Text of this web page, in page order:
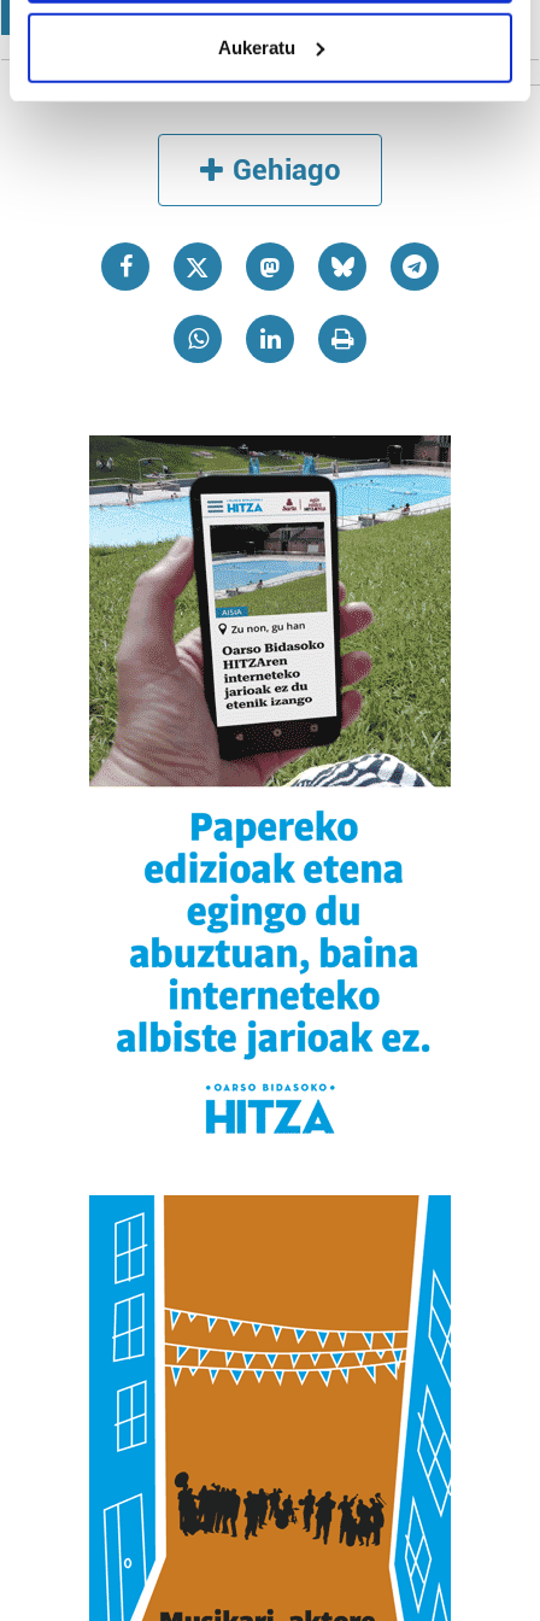
meters
Identify your device by actively scanning it for
specific characteristics (fingerprinting)
and set your preferences in the
details section
Guk eta gure bazkideek zure datu pertsonalak
teknologia erabiliz, cookieak adibidez, iragarki eta eduki
pertsonalizatuak eskaintzeko, iragarkiak eta edukia
neurtzeko, jendeari buruzko informazioa biltzeko eta
produktuak garatzeko. Zure datuak nork eta zertarako
Bazkide batzuek ez dizute baimenik eskatzen, eta beren
interes komertzial legitimoetan babesten dira. Ikusi gure
bazkideen zerrenda, beren ustez zein helburutarako
duten interes legitimoa eta horren aurka nola egin
dezakezun ikusteko.
Lortu zure datu pertsonalak prozesatzeko moduari
buruzko informazio gehiago eta ezarri zure lehentasunak
datuen atalean. Edozein unetan alda edo ken dezakezu
zure baimena Cookieen adierazpenean.
Webgune honek cookie propioak eta hirugarrenen cookie-
fitxategiak erabiltzen ditu. Zure esperientzia eta
zerbitzuak hobetzeko asmoz, cookie teknologiaz
baliatzen gara. Ohar hau onartuz gero, teknologia hori
erabiltzeko baimen esplizitua ematen diguzu.
Aukeratu
KIROLA
Gehiago